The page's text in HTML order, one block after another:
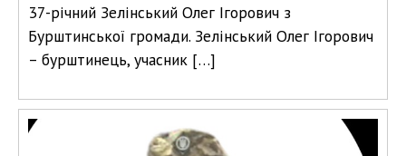
37-річний Зелінський Олег Ігорович з
Бурштинської громади. Зелінський Олег Ігорович
– бурштинець, учасник […]